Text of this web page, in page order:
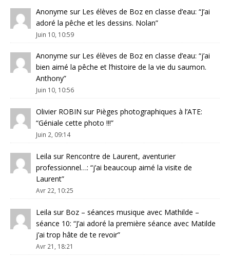
Anonyme sur Les élèves de Boz en classe d’eau: “J’ai
adoré la pêche et les dessins. Nolan”
Juin 10, 10:59
Anonyme sur Les élèves de Boz en classe d’eau: “j’ai
bien aimé la pêche et l’histoire de la vie du saumon.
Anthony”
Juin 10, 10:56
Olivier ROBIN sur Pièges photographiques à l’ATE:
“Géniale cette photo !!!”
Juin 2, 09:14
Leila sur Rencontre de Laurent, aventurier
professionnel…: “j’ai beaucoup aimé la visite de
Laurent”
Avr 22, 10:25
Leila sur Boz – séances musique avec Mathilde –
séance 10: “J’ai adoré la première séance avec Matilde
j’ai trop hâte de te revoir”
Avr 21, 18:21